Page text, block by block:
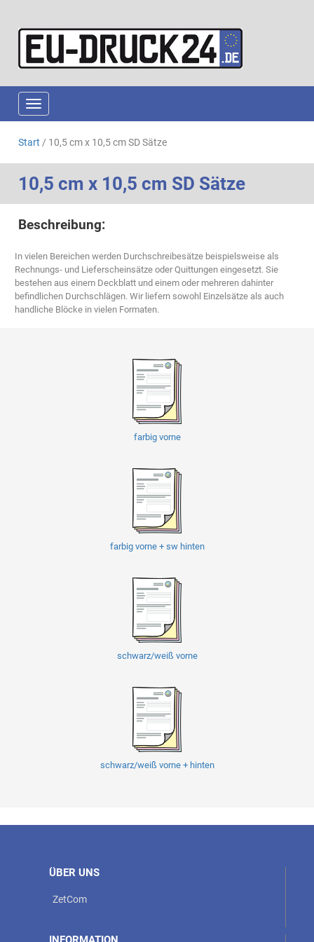
Navigation ein-/ausblenden
Start / 10,5 cm x 10,5 cm SD Sätze
10,5 cm x 10,5 cm SD Sätze
Beschreibung:
In vielen Bereichen werden Durchschreibesätze beispielsweise als
Rechnungs- und Lieferscheinsätze oder Quittungen eingesetzt. Sie
bestehen aus einem Deckblatt und einem oder mehreren dahinter
befindlichen Durchschlägen. Wir liefern sowohl Einzelsätze als auch
handliche Blöcke in vielen Formaten.
farbig vorne
farbig vorne + sw hinten
schwarz/weiß vorne
schwarz/weiß vorne + hinten
ÜBER UNS
ZetCom